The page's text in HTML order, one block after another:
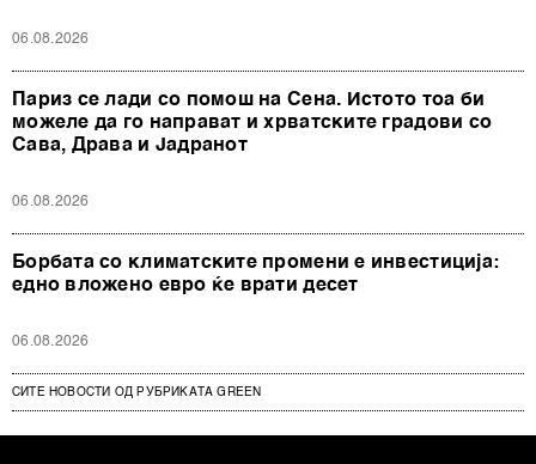
06.08.2026
Париз се лади со помош на Сена. Истото тоа би
можеле да го направат и хрватските градови со
Сава, Драва и Јадранот
06.08.2026
Борбата со климатските промени е инвестиција:
едно вложено евро ќе врати десет
06.08.2026
СИТЕ НОВОСТИ ОД РУБРИКАТА GREEN